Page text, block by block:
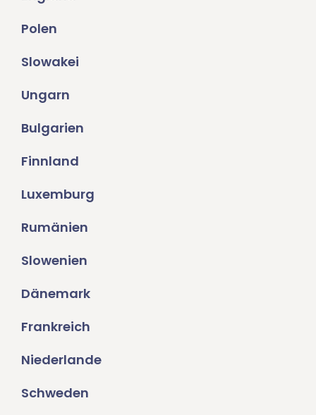
Polen
Slowakei
Ungarn
Bulgarien
Finnland
Luxemburg
Rumänien
Slowenien
Dänemark
Frankreich
Niederlande
Schweden